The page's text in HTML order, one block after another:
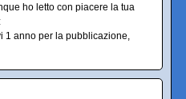
ho letto con piacere la tua
1 anno per la pubblicazione,